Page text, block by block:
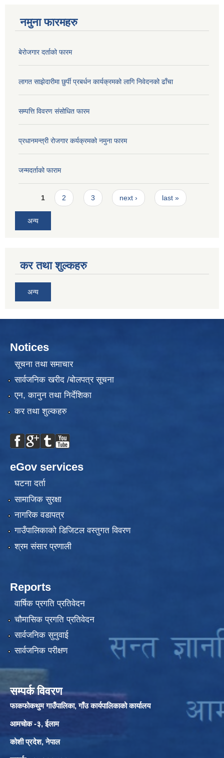
नमुना फारमहरु
बेरोजगार दर्ताको फारम
लागत साझेदारीमा छुर्पी प्रबर्धन कार्यक्रमको लागि निवेदनको ढाँचा
सम्पत्ति विवरण संसोधित फारम
प्रधानमन्त्री रोजगार कर्यक्रमको नमुना फारम
जन्मदर्ताको फाराम
Pages
1 2 3 next › last »
अन्य
कर तथा शुल्कहरु
अन्य
Notices
सूचना तथा समाचार
सार्वजनिक खरीद /बोलपत्र सूचना
एन, कानुन तथा निर्देशिका
कर तथा शुल्कहरु
eGov services
घटना दर्ता
सामाजिक सुरक्षा
नागरिक वडापत्र
गाउँपालिकाको डिजिटल वस्तुगत विवरण
श्रम संसार प्रणाली
Reports
वार्षिक प्रगति प्रतिवेदन
चौमासिक प्रगति प्रतिवेदन
सार्वजनिक सुनुवाई
सार्वजनिक परीक्षण
सम्पर्क विवरण
फाकफोकथुम गाउँपालिका, गाँउ कार्यपालिकाको कार्यालय
आमचोक -३, ईलाम
कोशी प्रदेश, नेपाल